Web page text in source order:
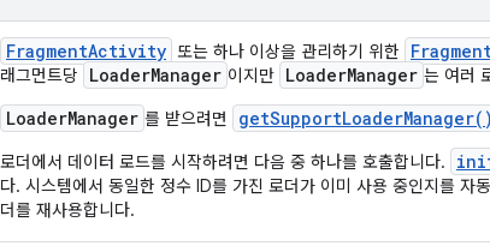
FragmentActivity 또는 하나 이상을 관리하기 위한
래그먼트당
LoaderManager 이지만 LoaderManager 는 여러
LoaderManager 를 받으려면 getSupportLoaderManager()
로더에서 데이터 로드를 시작하려면 다음 중 하나를 호출합니다.
다. 시스템에서 동일한 정수 ID를 가진 로더가 이미 사용 중인지를 자
더를 재사용합니다.